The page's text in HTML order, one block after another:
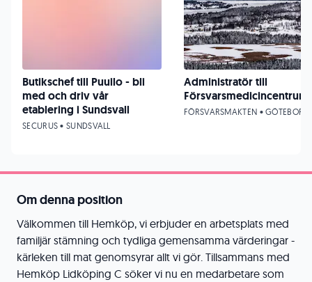
Om denna position
Välkommen till Hemköp, vi erbjuder en arbetsplats med
familjär stämning och tydliga gemensamma värderingar -
kärleken till mat genomsyrar allt vi gör. Tillsammans med
Hemköp Lidköping C söker vi nu en medarbetare som
Butikschef till Puuilo - bli
med och driv vår
etablering i Sundsvall
SECURUS • SUNDSVALL
Administratör till
Försvarsmedicincentrum
FÖRSVARSMAKTEN • GÖTEBORG